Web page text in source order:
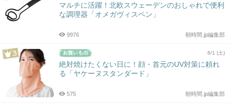
マルチに活躍！北欧スウェーデンのおしゃれで便利
な調理器「オメガヴィスペン」
朝時間.jp編集部
9976
8/1 (土)
絶対焼けたくない日に！顔・首元のUV対策に頼れ
る「ヤケーヌスタンダード」
朝時間.jp編集部
575